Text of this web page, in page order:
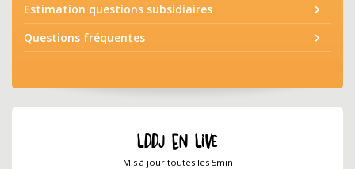
Estimation questions subsidiaires
Questions fréquentes
LDDJ EN LIVE
Mis à jour toutes les 5min